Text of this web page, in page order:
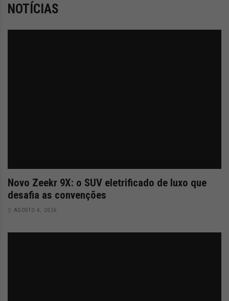
NOTÍCIAS
Novo Zeekr 9X: o SUV eletrificado de luxo que
desafia as convenções
AGOSTO 4, 2026